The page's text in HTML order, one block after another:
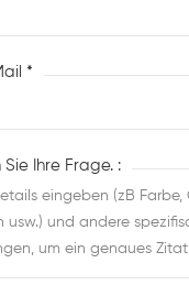
*
Ihre Frage. :